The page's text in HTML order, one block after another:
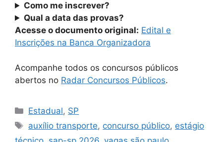
Como me inscrever?
Qual a data das provas?
Acesse o documento original: Edital e
Inscrições na Banca Organizadora
Acompanhe todos os concursos públicos
abertos no Radar Concursos Públicos.
Categorias
Estadual, SP
Tags
auxílio transporte, concurso público, estágio